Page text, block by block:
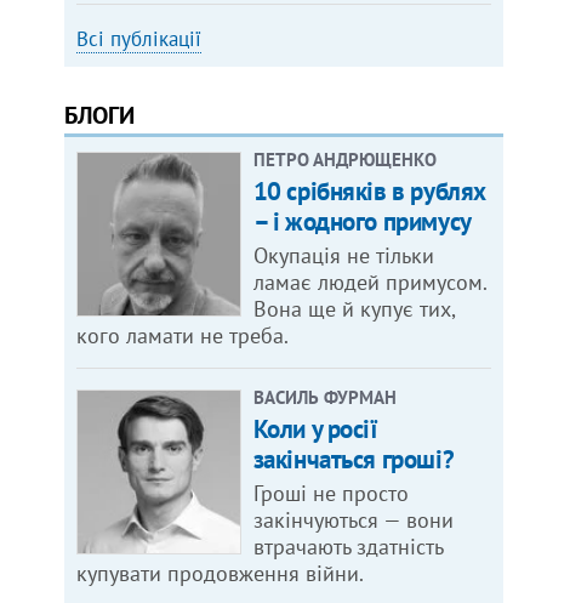
Всі публікації
БЛОГИ
ПЕТРО АНДРЮЩЕНКО
10 срібняків в рублях
– і жодного примусу
Окупація не тільки
ламає людей примусом.
Вона ще й купує тих,
кого ламати не треба.
ВАСИЛЬ ФУРМАН
Коли у росії
закінчаться гроші?
Гроші не просто
закінчуються — вони
втрачають здатність
купувати продовження війни.